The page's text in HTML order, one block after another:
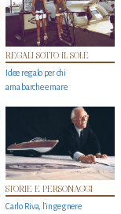
REGALI SOTTO IL SOLE
Idee regalo per chi
ama barche e mare
STORIE E PERSONAGGI
Carlo Riva, l’ingegnere